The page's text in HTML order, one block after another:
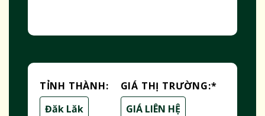
TỈNH THÀNH:
Đăk Lăk
GIÁ THỊ TRƯỜNG:*
GIÁ LIÊN HỆ